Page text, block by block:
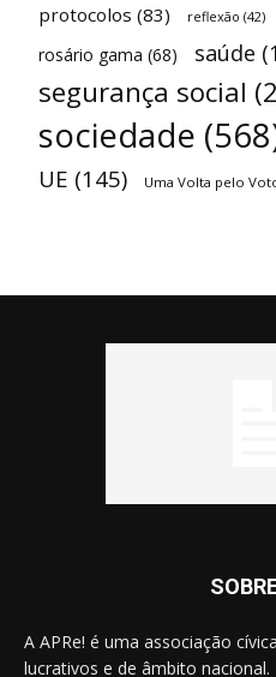
protocolos (83) reflexão (42)
rosário gama (68) saúde
segurança social
sociedade
UE (145) Uma Volta pelo
A APRe! é uma associação
lucrativos e de âmbito nacional.